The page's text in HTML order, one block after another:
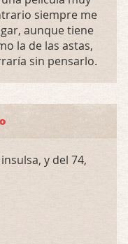
siempre me
aunque tiene
la de las astas,
sin pensarlo.
y del 74,